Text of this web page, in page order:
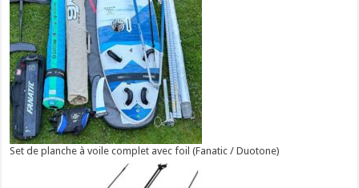
Set de planche à voile complet avec foil (Fanatic / Duotone)